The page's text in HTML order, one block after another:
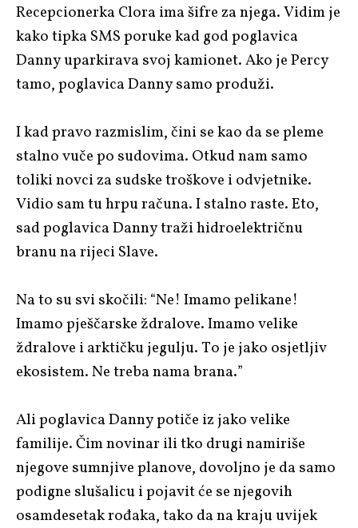
Recepcionerka Clora ima šifre za njega. Vidim je
kako tipka SMS poruke kad god poglavica
Danny uparkirava svoj kamionet. Ako je Percy
tamo, poglavica Danny samo produži.
I kad pravo razmislim, čini se kao da se pleme
stalno vuče po sudovima. Otkud nam samo
toliki novci za sudske troškove i odvjetnike.
Vidio sam tu hrpu računa. I stalno raste. Eto,
sad poglavica Danny traži hidroelektričnu
branu na rijeci Slave.
Na to su svi skočili: “Ne! Imamo pelikane!
Imamo pješčarske ždralove. Imamo velike
ždralove i arktičku jegulju. To je jako osjetljiv
ekosistem. Ne treba nama brana.”
Ali poglavica Danny potiče iz jako velike
familije. Čim novinar ili tko drugi namiriše
njegove sumnjive planove, dovoljno je da samo
podigne slušalicu i pojavit će se njegovih
osamdesetak rođaka, tako da na kraju uvijek